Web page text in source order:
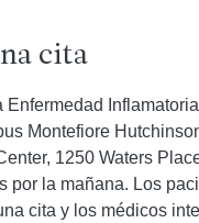
cita
Enfermedad
Montefiore
1250 Waters
por la mañana. Los
cita y los médicos